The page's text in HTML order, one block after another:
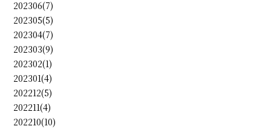
202306(7)
202305(5)
202304(7)
202303(9)
202302(1)
202301(4)
202212(5)
202211(4)
202210(10)